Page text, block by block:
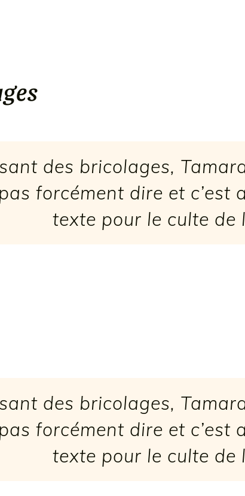
des bricolages,
forcément dire et
texte pour le culte de
des bricolages,
forcément dire et
texte pour le culte de